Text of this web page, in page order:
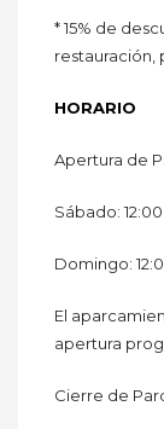
* 15% de
restauración,
HORARIO
Apertura de
Sábado:
Domingo:
El
apertura
Cierre de